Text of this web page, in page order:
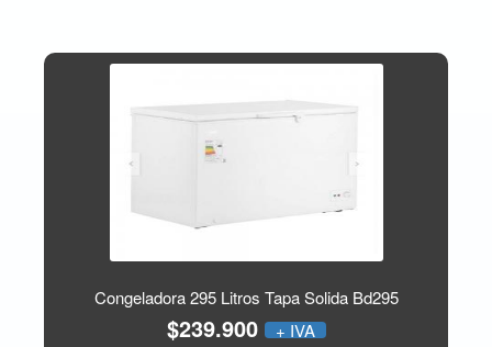
Congeladora 295 Litros Tapa Solida Bd295
$239.900 + IVA